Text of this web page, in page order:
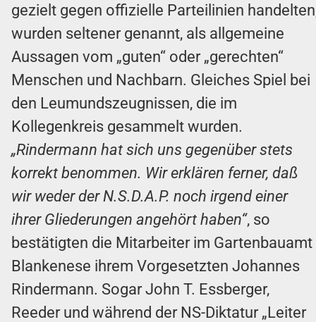
gezielt gegen offizielle Parteilinien
wurden seltener genannt, als allgemeine
Aussagen vom „guten“ oder „gerechten“
Menschen und Nachbarn. Gleiches Spiel bei
den Leumundszeugnissen, die im
Kollegenkreis gesammelt wurden.
„Rindermann hat sich uns gegenüber stets
korrekt benommen. Wir erklären ferner, daß
wir weder der N.S.D.A.P. noch irgend einer
ihrer Gliederungen angehört haben“, so
bestätigten die Mitarbeiter im Gartenbauamt
Blankenese ihrem Vorgesetzten Johannes
Rindermann. Sogar John T. Essberger,
Reeder und während der NS-Diktatur „Leiter